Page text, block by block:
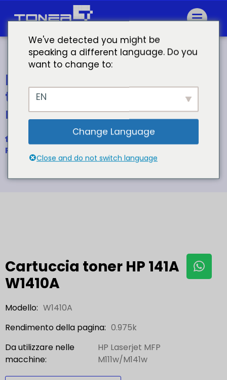
hp laserjet m110w cartuccia
toner hp laserjet toner 141a
nero
Per la cartuccia di toner HP 141A W1410A
Cartuccia toner HP 141A
W1410A
Modello: W1410A
Rendimento della pagina: 0.975k
Da utilizzare nelle
macchine:
HP Laserjet MFP
M111w/M141w
We've detected you might be
speaking a different language. Do you
want to change to:
EN
Change Language
Close and do not switch language